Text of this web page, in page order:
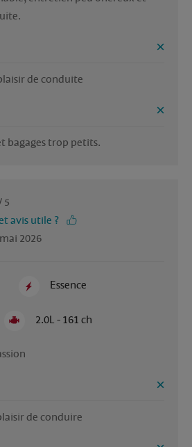
de conduite
bagages trop petits.
5
avis utile ?
2026
Essence
2.0L - 161 ch
de conduire